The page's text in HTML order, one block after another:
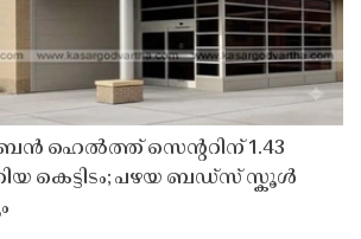
ഹെൽത്ത് സെൻ്ററിന് 1.43
കെട്ടിടം; പഴയ ബഡ്സ് സ്കൂൾ